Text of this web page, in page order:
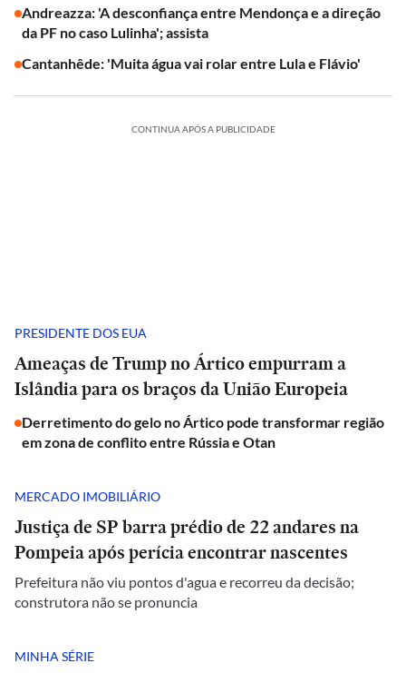
Andreazza: 'A desconfiança entre Mendonça e a direção
da PF no caso Lulinha'; assista
Cantanhêde: 'Muita água vai rolar entre Lula e Flávio'
CONTINUA APÓS A PUBLICIDADE
PRESIDENTE DOS EUA
Ameaças de Trump no Ártico empurram a
Islândia para os braços da União Europeia
Derretimento do gelo no Ártico pode transformar região
em zona de conflito entre Rússia e Otan
MERCADO IMOBILIÁRIO
Justiça de SP barra prédio de 22 andares na
Pompeia após perícia encontrar nascentes
Prefeitura não viu pontos d'agua e recorreu da decisão;
construtora não se pronuncia
MINHA SÉRIE